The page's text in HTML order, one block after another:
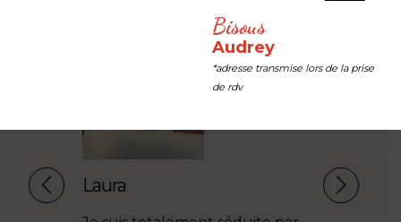
Laura Celia
Bisous
Audrey
*adresse transmise lors de la prise
de rdv